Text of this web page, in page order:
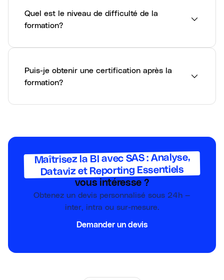
Quel est le niveau de difficulté de la
formation?
Puis-je obtenir une certification après la
formation?
Maîtrisez la BI avec SAS : Analyse,
Dataviz et Reporting Essentiels
vous intéresse ?
Obtenez un devis personnalisé sous 24h —
inter, intra ou sur-mesure.
Demander un devis